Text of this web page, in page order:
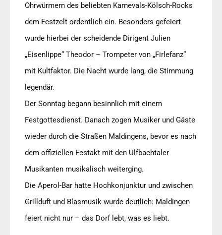
Ohrwürmern des beliebten Karnevals-Kölsch-Rocks
dem Festzelt ordentlich ein. Besonders gefeiert
wurde hierbei der scheidende Dirigent Julien
„Eisenlippe“ Theodor – Trompeter von „Firlefanz“
mit Kultfaktor. Die Nacht wurde lang, die Stimmung
legendär.
Der Sonntag begann besinnlich mit einem
Festgottesdienst. Danach zogen Musiker und Gäste
wieder durch die Straßen Maldingens, bevor es nach
dem offiziellen Festakt mit den Ulfbachtaler
Musikanten musikalisch weiterging.
Die Aperol-Bar hatte Hochkonjunktur und zwischen
Grillduft und Blasmusik wurde deutlich: Maldingen
feiert nicht nur – das Dorf lebt, was es liebt.